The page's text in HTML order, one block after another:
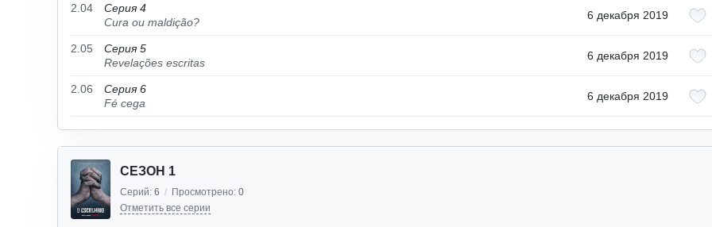
2.04
Серия 4
Cura ou maldição?
6 декабря 2019
2.05
Серия 5
Revelações escritas
6 декабря 2019
2.06
Серия 6
Fé cega
6 декабря 2019
СЕЗОН 1
Серий: 6 / Просмотрено: 0
Отметить все серии